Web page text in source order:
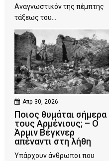
Αναγνωστικόν της πέμπτης
τάξεως του...
Απρ 30, 2026
Ποιος θυμάται σήμερα
τους Αρμένιους; – Ο
Άρμιν Βέγκνερ
απέναντι στη λήθη
Υπάρχουν άνθρωποι που